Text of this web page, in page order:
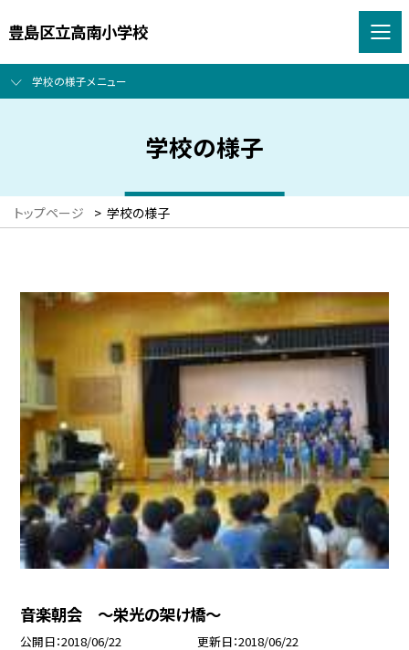
豊島区立高南小学校
学校の様子メニュー
学校の様子
トップページ > 学校の様子
音楽朝会 〜栄光の架け橋〜
公開日 2018/06/22 更新日 2018/06/22